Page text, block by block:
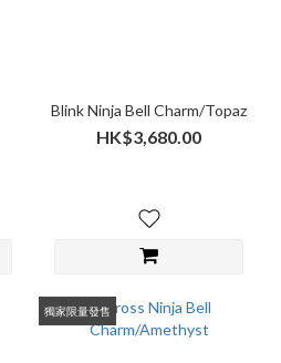
Blink Ninja Bell Charm/Topaz
HK$3,680.00
獨家限量發售